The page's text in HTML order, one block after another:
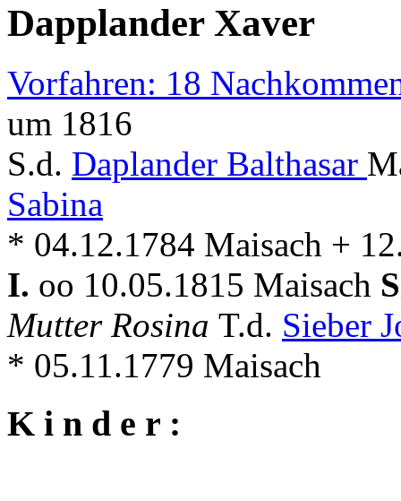
Dapplander Xaver
Vorfahren: 18
um 1816
S.d. Daplander Balthasar
Sabina
* 04.12.1784 Maisach +
I. oo 10.05.1815 Maisach
Mutter Rosina T.d. Sieber
* 05.11.1779 Maisach
K i n d e r :